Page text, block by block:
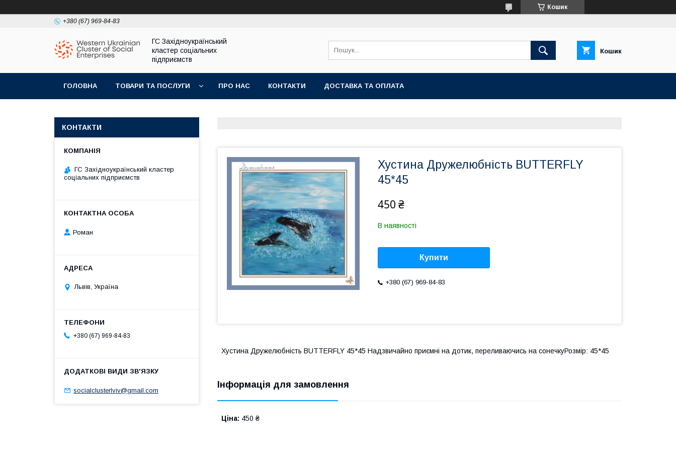
Кошик
+380 (67) 969-84-83
ГС Західноукраїнський
кластер соціальних
підприємств
Кошик
ГОЛОВНА ТОВАРИ ТА ПОСЛУГИ ПРО НАС КОНТАКТИ ДОСТАВКА ТА ОПЛАТА
Хустина Дружелюбність BUTTERFLY
45*45
450 ₴
В наявності
Купити
+380 (67) 969-84-83
Хустина Дружелюбність BUTTERFLY 45*45 Надзвичайно приємні на дотик, переливаючись на сонечку ​​​ Розмір: 45*45
Інформація для замовлення
Ціна: 450 ₴
КОНТАКТИ
ГС Західноукраїнський кластер
соціальних підприємств
Роман
Львів, Україна
+380 (67) 969-84-83
socialclusterlviv@gmail.com